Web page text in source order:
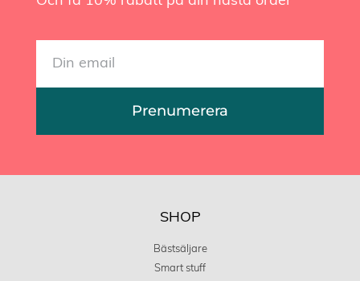
Prenumerera
SHOP
Bästsäljare
Smart stuff